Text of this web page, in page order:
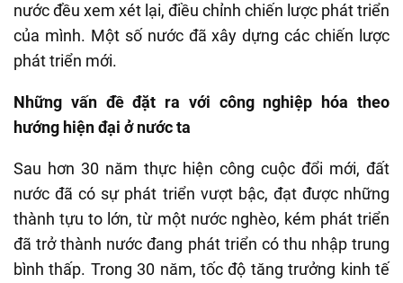
nước đều xem xét lại, điều chỉnh chiến lược phát triển
của mình. Một số nước đã xây dựng các chiến lược
phát triển mới.
Những vấn đề đặt ra với công nghiệp hóa theo
hướng hiện đại ở nước ta
Sau hơn 30 năm thực hiện công cuộc đổi mới, đất
nước đã có sự phát triển vượt bậc, đạt được những
thành tựu to lớn, từ một nước nghèo, kém phát triển
đã trở thành nước đang phát triển có thu nhập trung
bình thấp. Trong 30 năm, tốc độ tăng trưởng kinh tế